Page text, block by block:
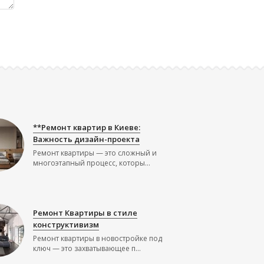
**Ремонт квартир в Киеве:
Важность дизайн-проекта
Ремонт квартиры — это сложный и
многоэтапный процесс, которы...
Ремонт Квартиры в стиле
конструктивизм
Ремонт квартиры в новостройке под
ключ — это захватывающее п...